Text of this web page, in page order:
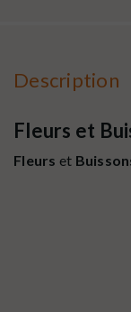
Description
Fleurs et
Fleurs et